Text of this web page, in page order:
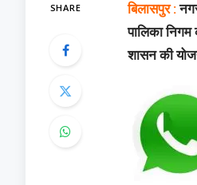
SHARE बिलासपुर :
पालिका
शासन की